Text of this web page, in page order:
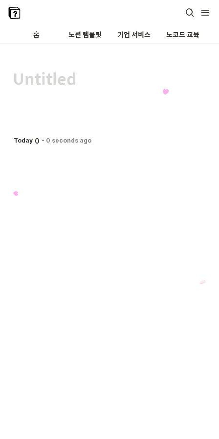
홈 노션 템플릿 기업 서비스 노코드 교육
Today 0 - 0 seconds ago